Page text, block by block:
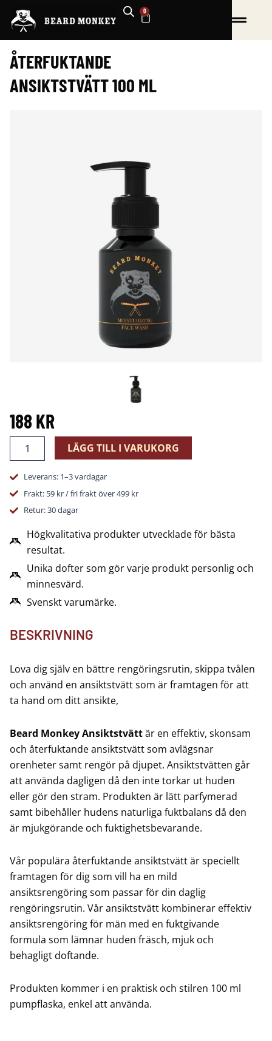
Hoppa
innehåll
0
VARUKORG
ÅTERFUKTANDE
ANSIKTSTVÄTT 100 ML
188KR
Ansiktstvätt
ml
mängd
LÄGG TILL I VARUKORG
BESKRIVNING
Lova dig själv en bättre rengöringsrutin, skippa tvålen
och använd en ansiktstvätt som är framtagen för att
ta hand om ditt ansikte,
Beard Monkey Ansiktstvättär en effektiv, skonsam
och återfuktande ansiktstvätt som avlägsnar
orenheter samt rengör på djupet. Ansiktstvätten går
att använda dagligen då den inte torkar ut huden
eller gör den stram. Produkten är lätt parfymerad
samt bibehåller hudens naturliga fuktbalans då den
är mjukgörande och fuktighetsbevarande.
Vår populära återfuktande ansiktstvätt är speciellt
framtagen för dig som vill ha en mild
ansiktsrengöring som passar för din daglig
rengöringsrutin. Vår ansiktstvätt kombinerar effektiv
ansiktsrengöring för män med en fuktgivande
formula som lämnar huden fräsch, mjuk och
behagligt doftande.
Produkten kommer i en praktisk och stilren 100 ml
pumpflaska, enkel att använda.
Högkvalitativa produkter utvecklade för bästa
resultat.
Unika dofter som gör varje produkt personlig och
minnesvärd.
Svenskt varumärke.
Leverans: 1–3 vardagar
Frakt: 59 kr / fri frakt över 499 kr
Retur: 30 dagar